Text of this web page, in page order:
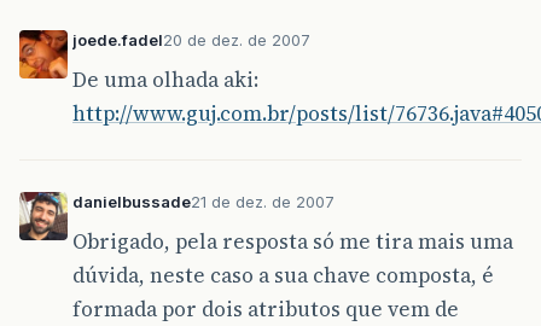
joede.fadel20 de dez. de 2007
De uma olhada aki:
http://www.guj.com.br/posts/list/
danielbussade21 de dez. de 2007
Obrigado, pela resposta só me tira mais uma
dúvida, neste caso a sua chave composta, é
formada por dois atributos que vem de